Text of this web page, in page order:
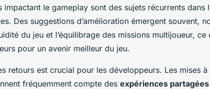
impactant le gameplay sont des sujets récurrents dans
Des suggestions d’amélioration émergent souvent,
du jeu et l’équilibrage des missions multijoueur, ce
pour un avenir meilleur du jeu.
retours est crucial pour les développeurs. Les mises
fréquemment compte des expériences partagées